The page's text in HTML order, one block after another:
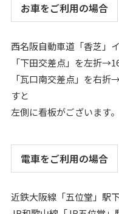
口ゴム締めつけない
協会奨励賞 受賞
2019年2月
2018年10月
発明協会会長賞受賞
お車をご利用の場合
西名阪自動車道「香芝」
「下田交差点」を左折
「瓦口南交差点」を右
すと
左側に看板がございます。
電車をご利用の場合
近鉄大阪線「五位堂」駅